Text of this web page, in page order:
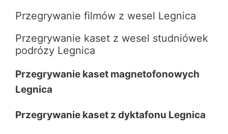
Przegrywanie filmów z wesel Legnica
Przegrywanie kaset z wesel studniówek
podrózy Legnica
Przegrywanie kaset magnetofonowych
Legnica
Przegrywanie kaset z dyktafonu Legnica